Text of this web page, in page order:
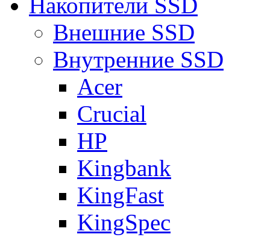
Накопители SSD
Внешние SSD
Внутренние SSD
Acer
Crucial
HP
Kingbank
KingFast
KingSpec